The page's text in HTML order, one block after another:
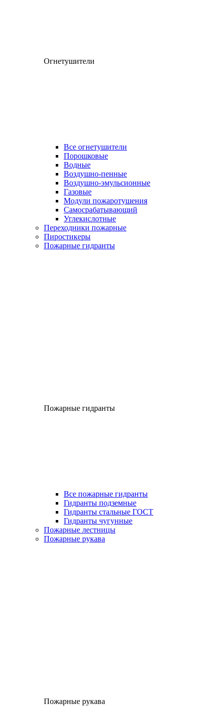
Огнетушители
Все огнетушители
Порошковые
Водные
Воздушно-пенные
Воздушно-эмульсионные
Газовые
Модули пожаротушения
Самосрабатывающий
Углекислотные
Переходники пожарные
Пиростикеры
Пожарные гидранты
Пожарные гидранты
Все пожарные гидранты
Гидранты подземные
Гидранты стальные ГОСТ
Гидранты чугунные
Пожарные лестницы
Пожарные рукава
Пожарные рукава